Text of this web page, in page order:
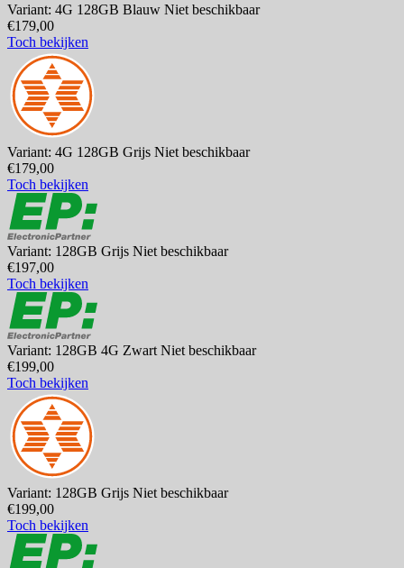
Variant: 4G 128GB Blauw Niet beschikbaar
€179,00
Toch bekijken
Variant: 4G 128GB Grijs Niet beschikbaar
€179,00
Toch bekijken
Variant: 128GB Grijs Niet beschikbaar
€197,00
Toch bekijken
Variant: 128GB 4G Zwart Niet beschikbaar
€199,00
Toch bekijken
Variant: 128GB Grijs Niet beschikbaar
€199,00
Toch bekijken